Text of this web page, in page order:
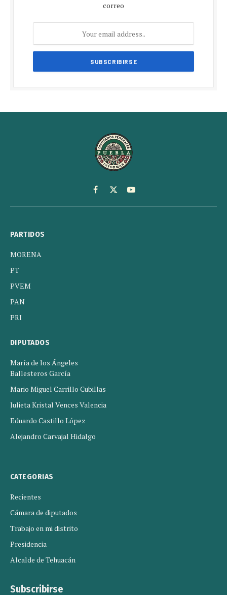
correo
Facebook
X
(Twitter)
YouTube
PARTIDOS
MORENA
PT
PVEM
PAN
PRI
DIPUTADOS
María de los Ángeles
Ballesteros García
Mario Miguel Carrillo Cubillas
Julieta Kristal Vences Valencia
Eduardo Castillo López
Alejandro Carvajal Hidalgo
CATEGORIAS
Recientes
Cámara de diputados
Trabajo en mi distrito
Presidencia
Alcalde de Tehuacán
Subscribirse